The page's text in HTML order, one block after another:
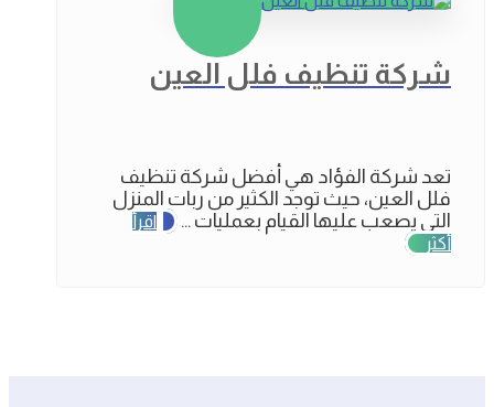
شركة تنظيف فلل العين
تعد شركة الفؤاد هي أفضل شركة تنظيف
فلل العين، حيث توجد الكثير من ربات المنزل
التي يصعب عليها القيام بعمليات ...
اقرأ
أكثر